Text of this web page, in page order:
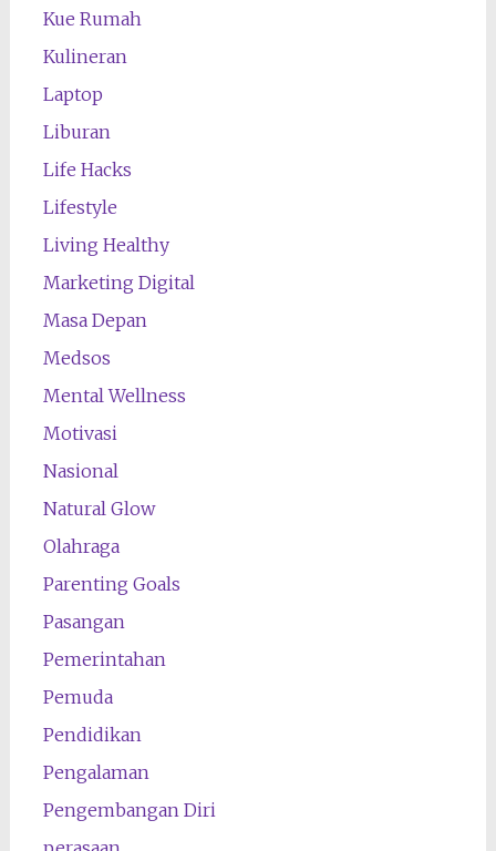
Kue Rumah
Kulineran
Laptop
Liburan
Life Hacks
Lifestyle
Living Healthy
Marketing Digital
Masa Depan
Medsos
Mental Wellness
Motivasi
Nasional
Natural Glow
Olahraga
Parenting Goals
Pasangan
Pemerintahan
Pemuda
Pendidikan
Pengalaman
Pengembangan Diri